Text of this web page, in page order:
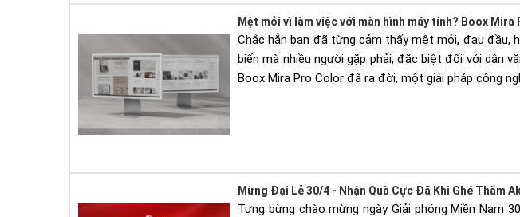
Mệt mỏi vì làm việc với màn hình máy tính? Boox
Chắc hẳn bạn đã từng cảm thấy mệt mỏi, đau đầu,
biến mà nhiều người gặp phải, đặc biệt đối với dân
Boox Mira Pro Color đã ra đời, một giải pháp công
Mừng Đại Lễ 30/4 - Nhận Quà Cực Đã Khi Ghé Thăm
Tưng bừng chào mừng ngày Giải phóng Miền Nam